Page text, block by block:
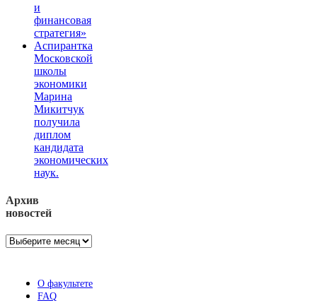
и
финансовая
стратегия»
Аспирантка
Московской
школы
экономики
Марина
Микитчук
получила
диплом
кандидата
экономических
наук.
Архив
новостей
Архив
О факультете
FAQ